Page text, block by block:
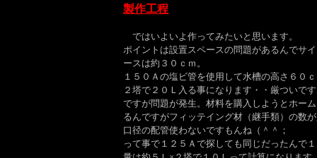
製作工程
ではいよいよ作ってみたいと思います。
ポイントは設置スペースの問題があるんでサ
ースは約３０ｃｍ。
１５０Ａの塩ビ管を使用して水槽の高さ６０
２塔で２０Ｌ入る事になります・・厳ついで
ですが問題が発生。材料を購入しようとホー
るんですがフィッテイング材（継手類）の数
口径の配管使わないですもんね（＾＾；
って事で１２５Ａで探しても同じだったんで